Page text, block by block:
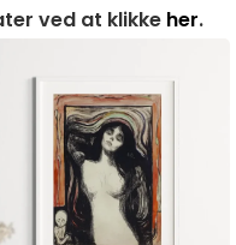
ved at klikke her.